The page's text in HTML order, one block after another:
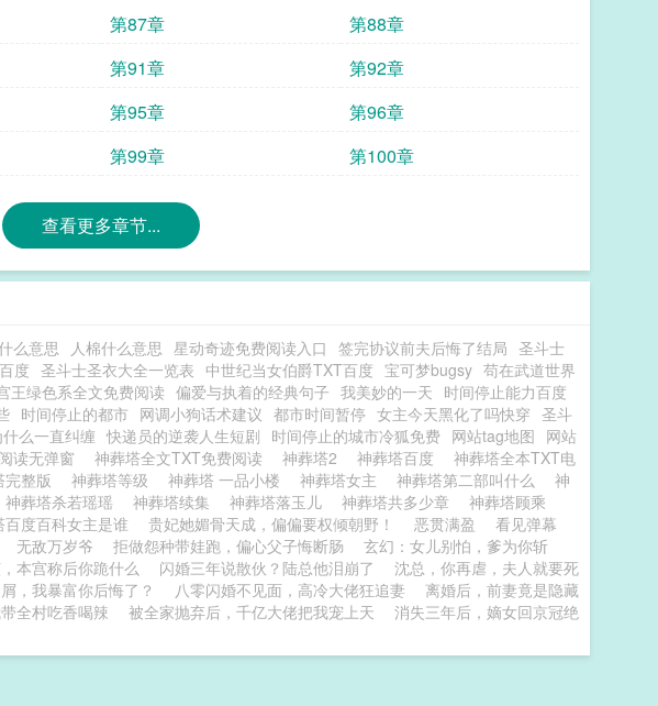
第87章
第88章
第91章
第92章
第95章
第96章
第99章 第100章
查看更多章节...
么意思 人棉什么意思 星动奇迹免费阅读入口 签完协议前夫后悔了结局 圣斗士
度 圣斗士圣衣大全一览表 中世纪当女伯爵TXT百度 宝可梦bugsy 苟在武道世界
王绿色系全文免费阅读 偏爱与执着的经典句子 我美妙的一天 时间停止能力百度
时间停止的都市 网调小狗话术建议 都市时间暂停 女主今天黑化了吗快穿 圣斗
么一直纠缠 快递员的逆袭人生短剧 时间停止的城市冷狐免费 网站tag地图 网站
读无弹窗 神葬塔全文TXT免费阅读 神葬塔2 神葬塔百度
神葬塔全本TXT电
完整版 神葬塔等级 神葬塔 一品小楼 神葬塔女主 神葬塔第二部叫什么
神
神葬塔杀若瑶瑶 神葬塔续集 神葬塔落玉儿 神葬塔共多少章
神葬塔顾乘
百度百科女主是谁 贵妃她媚骨天成，偏偏要权倾朝野！ 恶贯满盈
看见弹幕
无敌万岁爷 拒做怨种带娃跑，偏心父子悔断肠
玄幻：女儿别怕，爹为你斩
本宫称后你跪什么 闪婚三年说散伙？陆总他泪崩了
沈总，你再虐，夫人就要死
，我暴富你后悔了？ 八零闪婚不见面，高冷大佬狂追妻
离婚后，前妻竟是隐藏
全村吃香喝辣 被全家抛弃后，千亿大佬把我宠上天
消失三年后，嫡女回京冠绝